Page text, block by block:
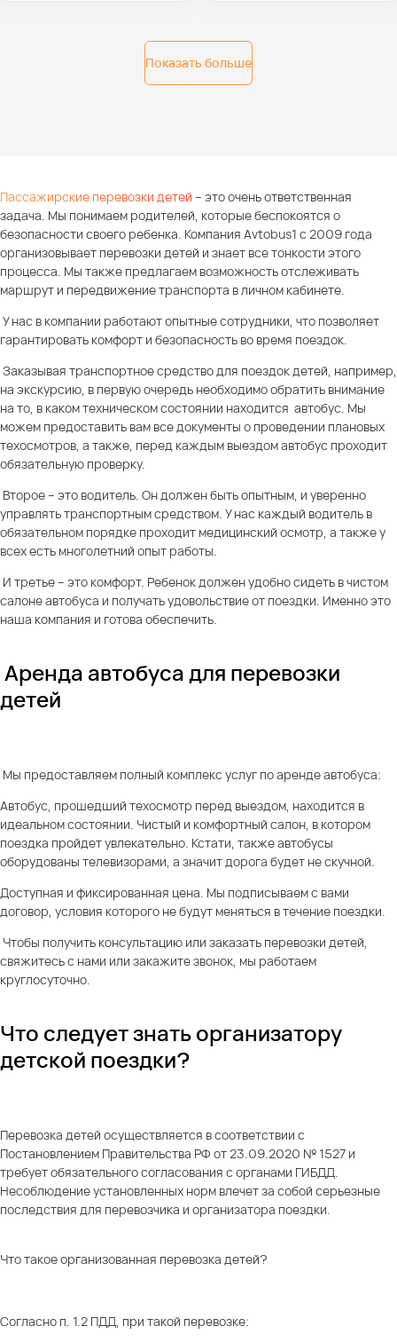
Показать больше
Пассажирские перевозки детей – это очень ответственная
задача. Мы понимаем родителей, которые беспокоятся о
безопасности своего ребенка. Компания Avtobus1 с 2009 года
организовывает перевозки детей и знает все тонкости этого
процесса. Мы также предлагаем возможность отслеживать
маршрут и передвижение транспорта в личном кабинете.
У нас в компании работают опытные сотрудники, что позволяет
гарантировать комфорт и безопасность во время поездок.
Заказывая транспортное средство для поездок детей, например,
на экскурсию, в первую очередь необходимо обратить внимание
на то, в каком техническом состоянии находится автобус. Мы
можем предоставить вам все документы о проведении плановых
техосмотров, а также, перед каждым выездом автобус проходит
обязательную проверку.
Второе – это водитель. Он должен быть опытным, и уверенно
управлять транспортным средством. У нас каждый водитель в
обязательном порядке проходит медицинский осмотр, а также у
всех есть многолетний опыт работы.
И третье – это комфорт. Ребенок должен удобно сидеть в чистом
салоне автобуса и получать удовольствие от поездки. Именно это
наша компания и готова обеспечить.
Аренда автобуса для перевозки
детей
Мы предоставляем полный комплекс услуг по аренде автобуса:
Автобус, прошедший техосмотр перед выездом, находится в
идеальном состоянии. Чистый и комфортный салон, в котором
поездка пройдет увлекательно. Кстати, также автобусы
оборудованы телевизорами, а значит дорога будет не скучной.
Доступная и фиксированная цена. Мы подписываем с вами
договор, условия которого не будут меняться в течение поездки.
Чтобы получить консультацию или заказать перевозки детей,
свяжитесь с нами или закажите звонок, мы работаем
круглосуточно.
Что следует знать организатору
детской поездки?
Перевозка детей осуществляется в соответствии с
Постановлением Правительства РФ от 23.09.2020 № 1527 и
требует обязательного согласования с органами ГИБДД.
Несоблюдение установленных норм влечет за собой серьезные
последствия для перевозчика и организатора поездки.
Что такое организованная перевозка детей?
Согласно п. 1.2 ПДД, при такой перевозке: